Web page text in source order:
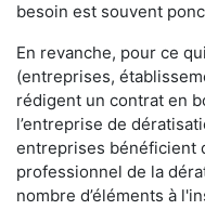
besoin est souvent
En revanche, pour ce
(entreprises,
rédigent un contrat en
l’entreprise de
entreprises bénéficient
professionnel de la
nombre d’éléments à